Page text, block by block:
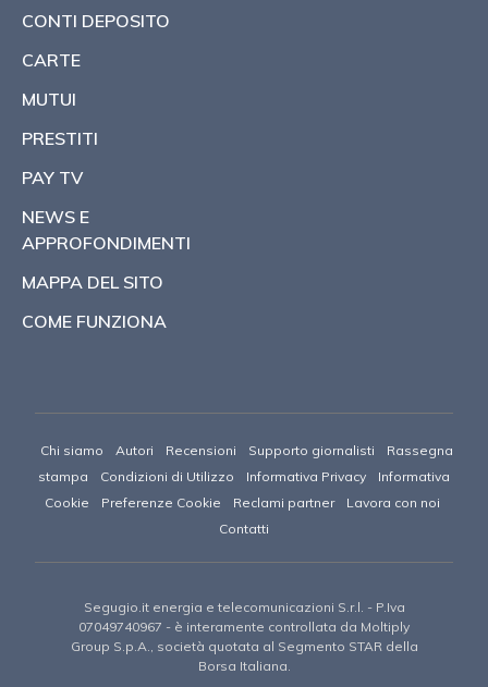
CONTI DEPOSITO
CARTE
MUTUI
PRESTITI
PAY TV
NEWS E
APPROFONDIMENTI
MAPPA DEL SITO
COME FUNZIONA
Chi siamo Autori Recensioni Supporto giornalisti
Rassegna
stampa
Condizioni di Utilizzo Informativa Privacy
Informativa
Cookie
Preferenze Cookie Reclami partner
Lavora con noi
Contatti
Segugio.it energia e telecomunicazioni S.r.l. - P.Iva
07049740967 - è interamente controllata da Moltiply
Group S.p.A., società quotata al Segmento STAR della
Borsa Italiana.